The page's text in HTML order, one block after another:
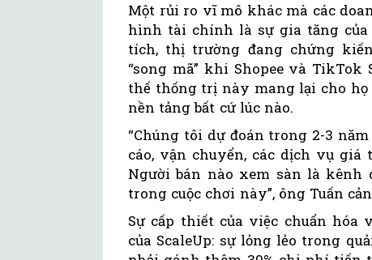
Một rủi ro vĩ mô khác mà các
hình tài chính là sự gia tăng của
tích, thị trường đang chứng
“song mã” khi Shopee và
thế thống trị này mang lại cho
nền tảng bất cứ lúc nào.
“Chúng tôi dự đoán trong 2-3
cáo, vận chuyển, các dịch vụ
Người bán nào xem sàn là
trong cuộc chơi này”, ông Tuấn
Sự cấp thiết của việc chuẩn
của ScaleUp: sự lỏng lẻo trong